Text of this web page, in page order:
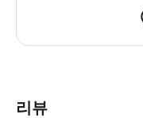
리뷰